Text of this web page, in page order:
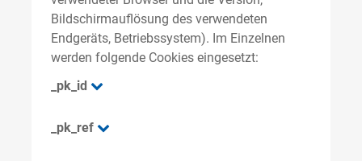
Bildschirmauflösung des verwendeten
Endgeräts, Betriebssystem). Im Einzelnen
werden folgende Cookies eingesetzt:
_pk_id
_pk_ref